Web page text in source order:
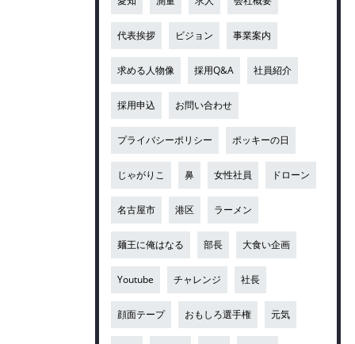
代表挨拶 ビジョン 事業案内
求める人物像 採用Q&A 社員紹介
採用申込 お問い合わせ
プライバシーポリシー ポッキーの日
じゃがりこ 鼻 女性社員 ドローン
名古屋市 港区 ラーメン
麺王に俺はなる 部長 大食い企画
Youtube チャレンジ 社長
顔面テープ おもしろ選手権 元気